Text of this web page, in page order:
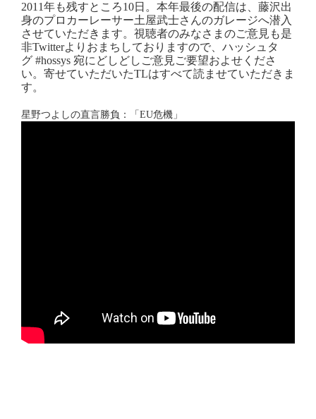
2011年も残すところ10日。本年最後の配信は、藤沢出
身のプロカーレーサー土屋武士さんのガレージへ潜入
させていただきます。視聴者のみなさまのご意見も是
非Twitterよりおまちしておりますので、ハッシュタ
グ #hossys 宛にどしどしご意見ご要望およせくださ
い。寄せていただいたTLはすべて読ませていただきま
す。
星野つよしの直言勝負：「EU危機」